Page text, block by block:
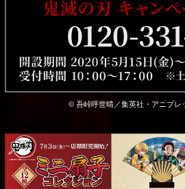
© 吾峠呼世晴／集英社・アニプレ